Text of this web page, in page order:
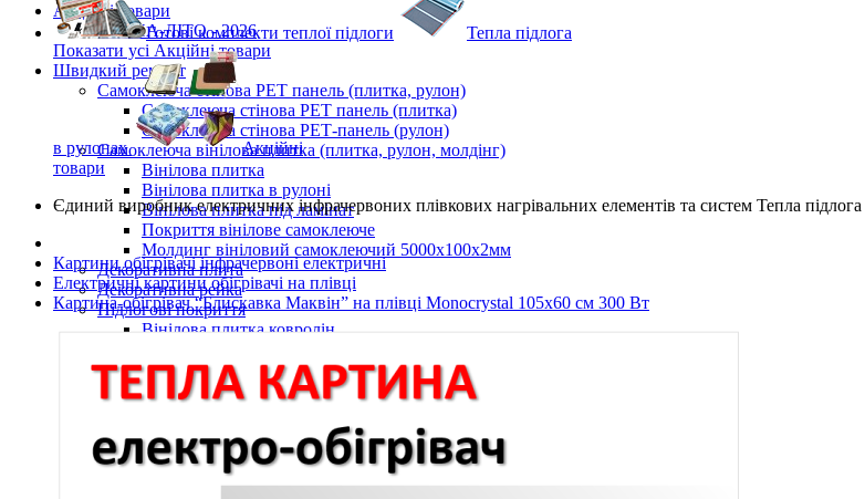
Акційні товари
ВЕСНА-ЛІТО - 2026
Показати усі Акційні товари
Швидкий ремонт
Самоклеюча стінова PET панель (плитка, рулон)
Самоклеюча стінова PET панель (плитка)
Самоклеюча стінова РЕТ-панель (рулон)
Самоклеюча вінілова плитка (плитка, рулон, молдінг)
Вінілова плитка
Вінілова плитка в рулоні
Вінілова плитка під ламінат
Покриття вінілове самоклеюче
Молдинг вініловий самоклеючий 5000х100х2мм
Декоративна плита
Декоративна рейка
Підлогові покриття
Вінілова плитка ковролін
Підлогові покриття пазли
Композитна плитка ДПК
Самоклеюче підлогове вінілове покриття в рулоні 3000х600х1,5мм
Самоклеючі декоративні 3D панелі
Самоклеюча декоративна 3D панель (рейка)
Самоклеюча декоративна 3D панель (рулон)
Самоклеюча декоративна 3D панель (плитка)
Готові комплекти теплої підлоги Тепла підлога
в рулонах
Акційні
товари
Єдиний виробникелектричних інфрачервоних плівкових нагрівальних елементів та систем Тепла підлога
Картини обігрівачі інфрачервоні електричні
Електричні картини обігрівачі на плівці
Картина-обігрівач “Блискавка Маквін” на плівці Monocrystal 105x60 см 300 Вт